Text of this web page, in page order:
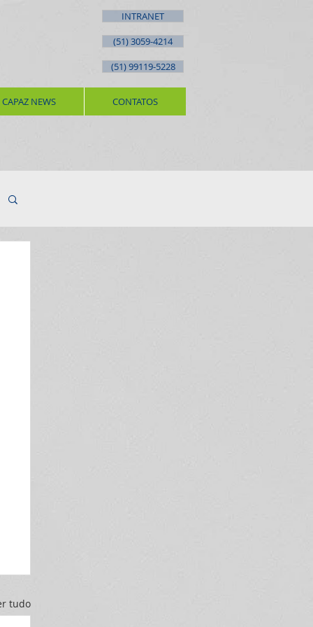
INTRANET
(51) 3059-4214
(51) 99119-5228
CAPAZ NEWS CONTATOS
tudo